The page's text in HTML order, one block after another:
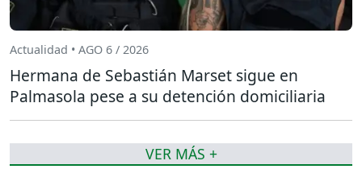
Actualidad • AGO 6 / 2026
Hermana de Sebastián Marset sigue en
Palmasola pese a su detención domiciliaria
VER MÁS +